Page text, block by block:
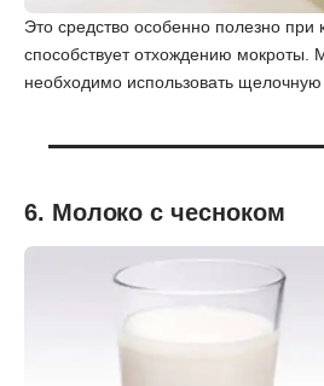
Это средство особенно полезно при
способствует отхождению мокроты.
необходимо использовать
6. Молоко с чесноком